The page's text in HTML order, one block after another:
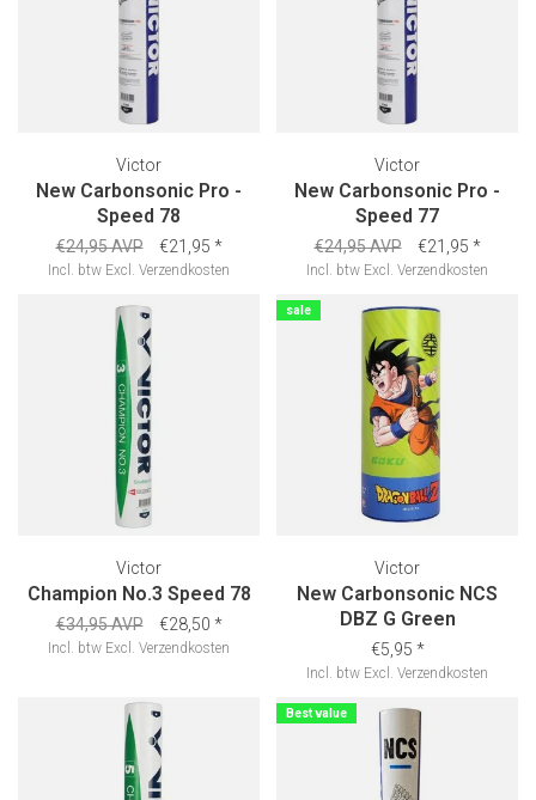
Victor
New Carbonsonic Pro -
Speed 78
€24,95 AVP €21,95 *
Incl. btw Excl. Verzendkosten
Victor
New Carbonsonic Pro -
Speed 77
€24,95 AVP €21,95 *
Incl. btw Excl. Verzendkosten
Victor
Champion No.3 Speed 78
€34,95 AVP €28,50 *
Incl. btw Excl. Verzendkosten
sale
Victor
New Carbonsonic NCS
DBZ G Green
€5,95 *
Incl. btw Excl. Verzendkosten
Best value